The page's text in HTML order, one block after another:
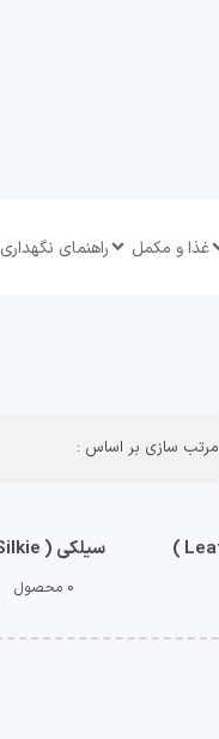
غذا و مکمل راهنمای نگهداری
مرتب سازی بر اساس :
سیلکی ( Silkie )
0 محصول